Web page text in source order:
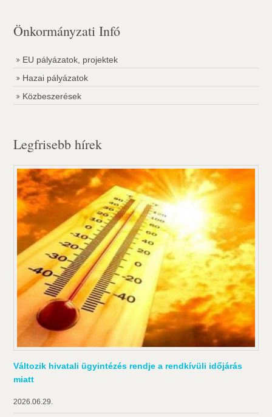
Önkormányzati Infó
EU pályázatok, projektek
Hazai pályázatok
Közbeszerések
Legfrisebb hírek
Változik hivatali ügyintézés rendje a rendkívüli időjárás
miatt
2026.06.29.